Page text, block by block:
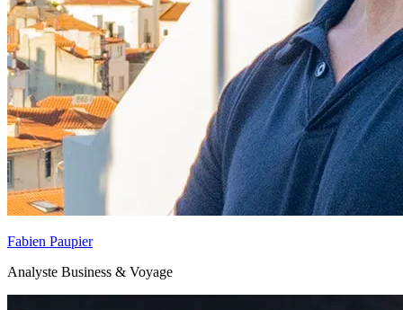
Fabien Paupier
Analyste Business & Voyage